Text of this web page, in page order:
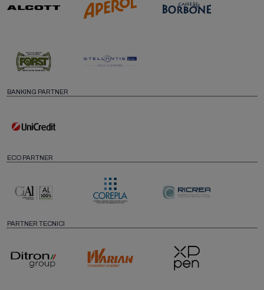
BANKING PARTNER
ECO PARTNER
PARTNER TECNICI